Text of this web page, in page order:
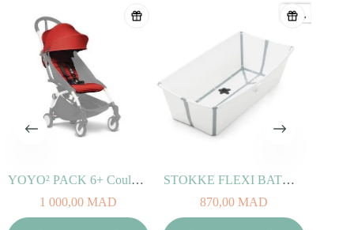
YOYO² PACK 6+ Couleur Rouge
1 000,00MAD
STOKKE FLEXI BATH X-LARGE Blanc
870,00MAD